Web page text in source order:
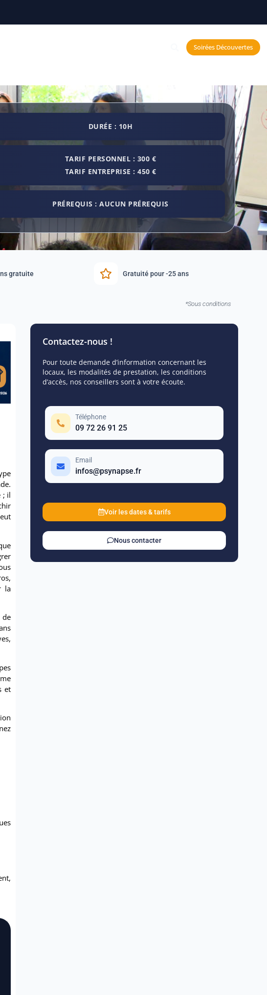
Soirées Découvertes
DURÉE : 10H
TARIF PERSONNEL : 300 €
TARIF ENTREPRISE : 450 €
PRÉREQUIS : AUCUN PRÉREQUIS
gratuite Gratuité pour -25 ans
*Sous conditions
; il
la
de
et
Contactez-nous !
Pour toute demande d’information concernant les
locaux, les modalités de prestation, les conditions
d’accès, nos conseillers sont à votre écoute.
Téléphone
09 72 26 91 25
Email
infos@psynapse.fr
Voir les dates & tarifs
Nous contacter